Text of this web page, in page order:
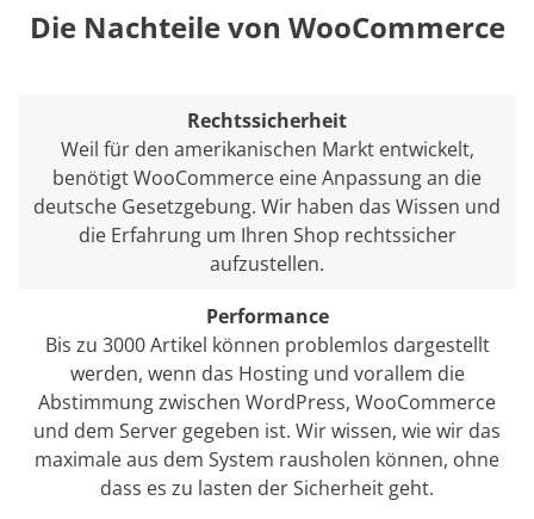
Die Nachteile von WooCommerce
Rechtssicherheit
Weil für den amerikanischen Markt entwickelt,
benötigt WooCommerce eine Anpassung an die
deutsche Gesetzgebung. Wir haben das Wissen und
die Erfahrung um Ihren Shop rechtssicher
aufzustellen.
Performance
Bis zu 3000 Artikel können problemlos dargestellt
werden, wenn das Hosting und vorallem die
Abstimmung zwischen WordPress, WooCommerce
und dem Server gegeben ist. Wir wissen, wie wir das
maximale aus dem System rausholen können, ohne
dass es zu lasten der Sicherheit geht.